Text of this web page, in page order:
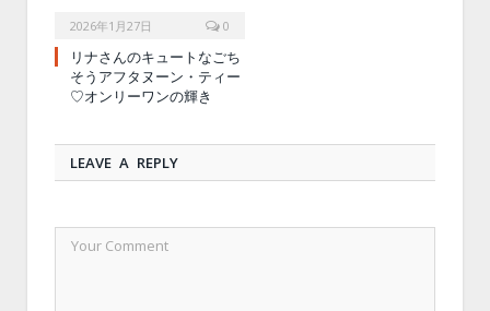
2026年1月27日 0
リナさんのキュートなごち
そうアフタヌーン・ティー
♡オンリーワンの輝き
LEAVE A REPLY